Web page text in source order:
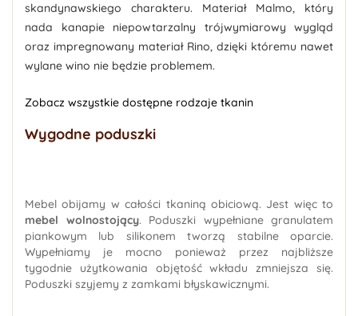
skandynawskiego charakteru. Materiał Malmo, który
nada kanapie niepowtarzalny trójwymiarowy wygląd
oraz impregnowany materiał Rino, dzięki któremu nawet
wylane wino nie będzie problemem.
Zobacz wszystkie dostępne rodzaje tkanin
Wygodne poduszki
Mebel obijamy w całości tkaniną obiciową. Jest więc to
mebel wolnostojący. Poduszki wypełniane granulatem
piankowym lub silikonem tworzą stabilne oparcie.
Wypełniamy je mocno ponieważ przez najbliższe
tygodnie użytkowania objętość wkładu zmniejsza się.
Poduszki szyjemy z zamkami błyskawicznymi.